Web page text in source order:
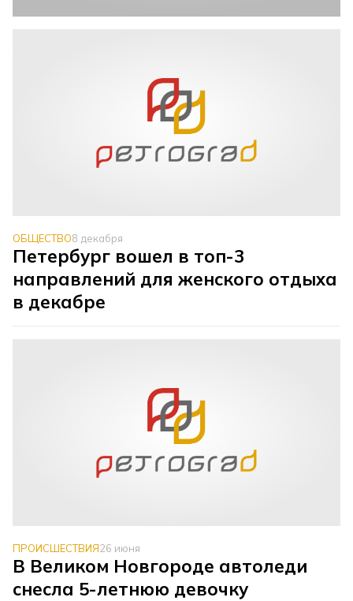
ОБЩЕСТВО8 декабря
Петербург вошел в топ-3
направлений для женского отдыха
в декабре
ПРОИСШЕСТВИЯ26 июня
В Великом Новгороде автоледи
снесла 5-летнюю девочку